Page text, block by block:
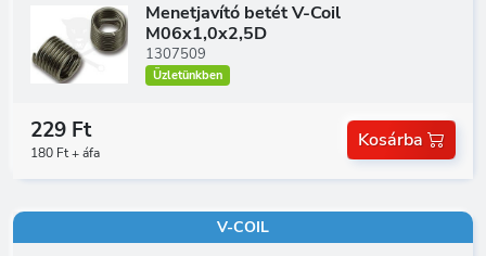
Menetjavító betét V-Coil
M06x1,0x2,5D
1307509
Üzletünkben
229 Ft
180 Ft + áfa
Kosárba
V-COIL